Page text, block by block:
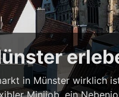
in Münster wirklich